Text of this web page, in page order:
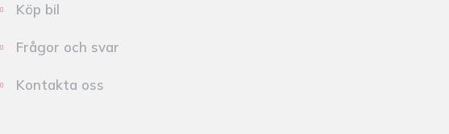
Köp bil
Frågor och svar
Kontakta oss